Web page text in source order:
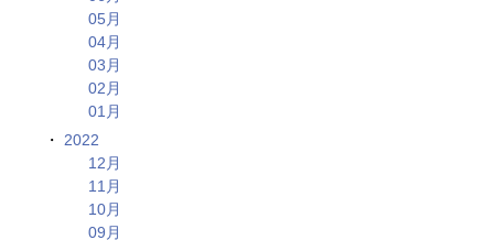
05月
04月
03月
02月
01月
2022
12月
11月
10月
09月